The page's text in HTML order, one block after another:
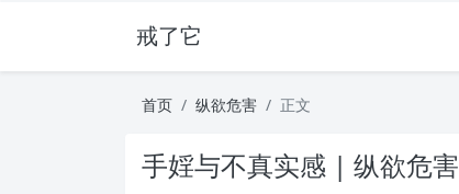
戒了它
首页 纵欲危害 正文
手婬与不真实感 | 纵欲危害